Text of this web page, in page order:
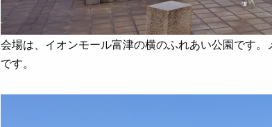
会場は、イオンモール富津の横のふれあい公園です
です。